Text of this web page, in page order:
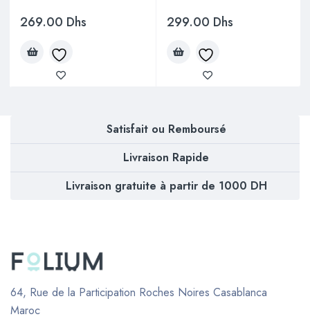
269.00 Dhs 299.00 Dhs
Satisfait ou Remboursé
Livraison Rapide
Livraison gratuite à partir de 1000 DH
64, Rue de la Participation Roches Noires Casablanca
Maroc